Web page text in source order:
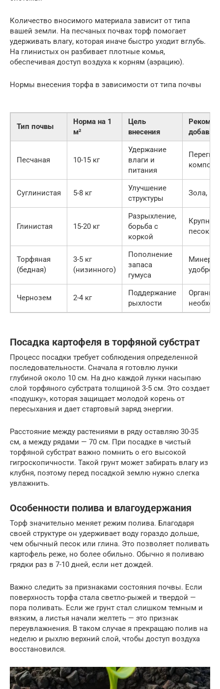
Количество вносимого материала зависит от типа
вашей земли. На песчаных почвах торф помогает
удерживать влагу, которая иначе быстро уходит вглубь.
На глинистых он разбивает плотные комья,
обеспечивая доступ воздуха к корням (аэрацию).
Нормы внесения торфа в зависимости от типа почвы
Тип почвы
Норма на 1
м²
Цель
внесения
добавка
Песчаная 10-15 кг
Удержание
влаги и
питания
компост
Суглинистая 5-8 кг
Улучшение
структуры
Зола,
Глинистая 15-20 кг
Разрыхление,
борьба с
коркой
песок
Торфяная
(бедная)
3-5 кг
(низинного)
Пополнение
запаса
гумуса
Чернозем 2-4 кг
Поддержание
рыхлости
Посадка картофеля в торфяной субстрат
Процесс посадки требует соблюдения определенной
последовательности. Сначала я готовлю лунки
глубиной около 10 см. На дно каждой лунки насыпаю
слой торфяного субстрата толщиной 3-5 см. Это создает
«подушку», которая защищает молодой корень от
пересыхания и дает стартовый заряд энергии.
Расстояние между растениями в ряду оставляю 30-35
см, а между рядами — 70 см. При посадке в чистый
торфяной субстрат важно помнить о его высокой
гигроскопичности. Такой грунт может забирать влагу из
клубня, поэтому перед посадкой землю нужно слегка
увлажнить.
Особенности полива и влагоудержания
Торф значительно меняет режим полива. Благодаря
своей структуре он удерживает воду гораздо дольше,
чем обычный песок или глина. Это позволяет поливать
картофель реже, но более обильно. Обычно я поливаю
грядки раз в 7-10 дней, если нет дождей.
Важно следить за признаками состояния почвы. Если
поверхность торфа стала светло-рыжей и твердой —
пора поливать. Если же грунт стал слишком темным и
вязким, а листья начали желтеть — это признак
переувлажнения. В таком случае я прекращаю полив на
неделю и рыхлю верхний слой, чтобы доступ воздуха
восстановился.